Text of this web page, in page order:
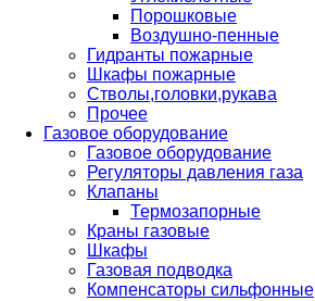
Порошковые
Воздушно-пенные
Гидранты пожарные
Шкафы пожарные
Стволы,головки,рукава
Прочее
Газовое оборудование
Газовое оборудование
Регуляторы давления газа
Клапаны
Термозапорные
Краны газовые
Шкафы
Газовая подводка
Компенсаторы сильфонные